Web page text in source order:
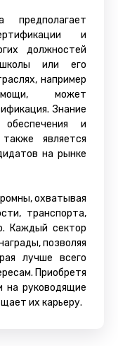
и
должностей
или его
например
может
Знание
обеспечения и
является
на рынке
охватывая
транспорта,
Каждый сектор
позволяя
лучше всего
Приобретя
на руководящие
их карьеру.